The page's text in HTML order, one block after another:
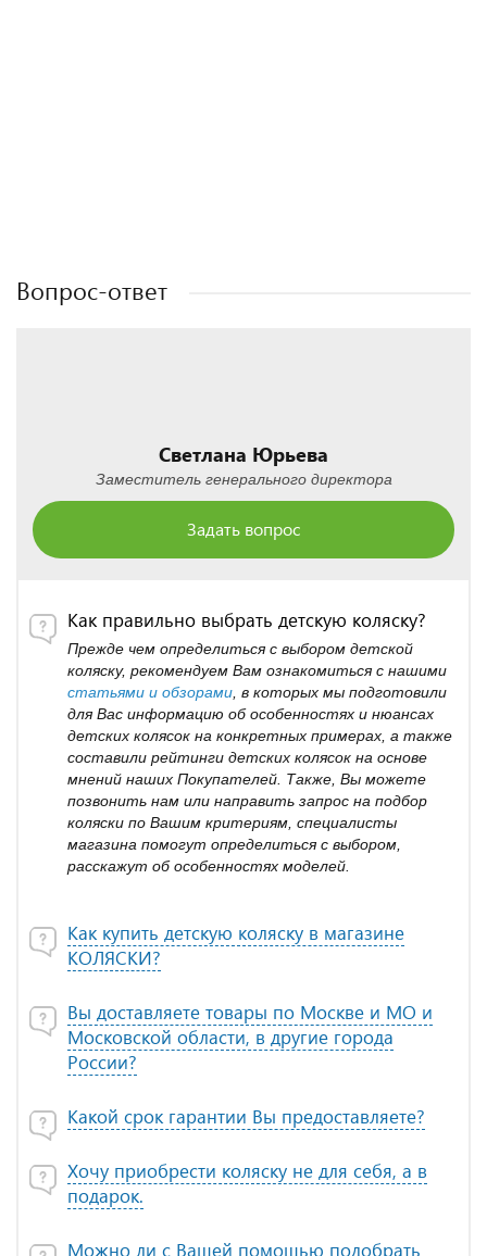
Вопрос-ответ
Светлана Юрьева
Заместитель генерального директора
Задать вопрос
Как правильно выбрать детскую коляску?
Прежде чем определиться с выбором детской
коляску, рекомендуем Вам ознакомиться с нашими
статьями и обзорами , в которых мы подготовили
для Вас информацию об особенностях и нюансах
детских колясок на конкретных примерах, а также
составили рейтинги детских колясок на основе
мнений наших Покупателей. Также, Вы можете
позвонить нам или направить запрос на подбор
коляски по Вашим критериям, специалисты
магазина помогут определиться с выбором,
расскажут об особенностях моделей.
Как купить детскую коляску в магазине
КОЛЯСКИ?
Вы доставляете товары по Москве и МО и
Московской области, в другие города
России?
Какой срок гарантии Вы предоставляете?
Хочу приобрести коляску не для себя, а в
подарок.
Можно ли с Вашей помощью подобрать